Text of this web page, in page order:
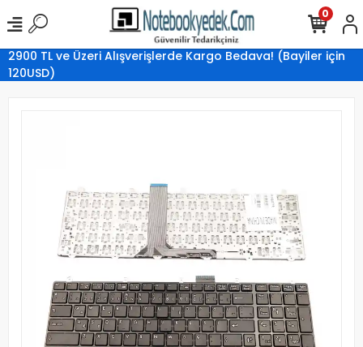
2900 TL ve Üzeri Alışverişlerde Kargo Bedava! (Bayiler için
120USD)
0